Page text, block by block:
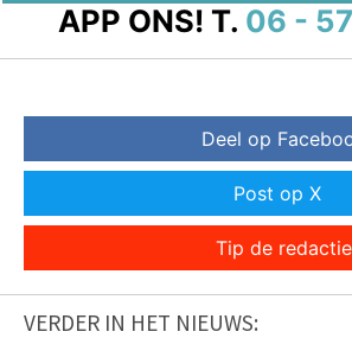
APP ONS! T. 06 -
Deel op
Post op X
Tip de redactie
VERDER IN HET NIEUWS: